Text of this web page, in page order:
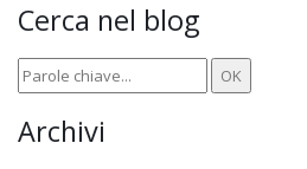
Cerca nel blog
Archivi